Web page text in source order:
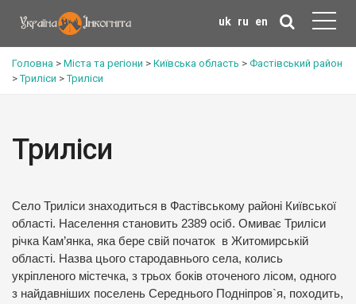
uk ru en
Головна > Міста та регіони > Київська область > Фастівський район
>Триліси >Триліси
Триліси
Село Триліси знаходиться в Фастівському районі Київської
області. Населення становить 2389 осіб. Омиває Триліси
річка Кам’янка, яка бере свій початок в Житомирській
області. Назва цього стародавнього села, колись
укріпленого містечка, з трьох боків оточеного лісом, одного
з найдавніших поселень Середнього Подніпров`я, походить,